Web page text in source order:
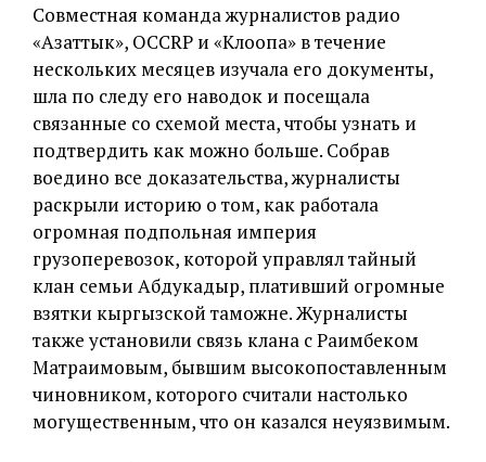
Совместная команда журналистов радио
«Азаттык», OCCRP и «Клоопа» в течение
нескольких месяцев изучала его документы,
шла по следу его наводок и посещала
связанные со схемой места, чтобы узнать и
подтвердить как можно больше. Собрав
воедино все доказательства, журналисты
раскрыли историю о том, как работала
огромная подпольная империя
грузоперевозок, которой управлял тайный
клан семьи Абдукадыр, плативший огромные
взятки кыргызской таможне. Журналисты
также установили связь клана с Раимбеком
Матраимовым, бывшим высокопоставленным
чиновником, которого считали настолько
могущественным, что он казался неуязвимым.